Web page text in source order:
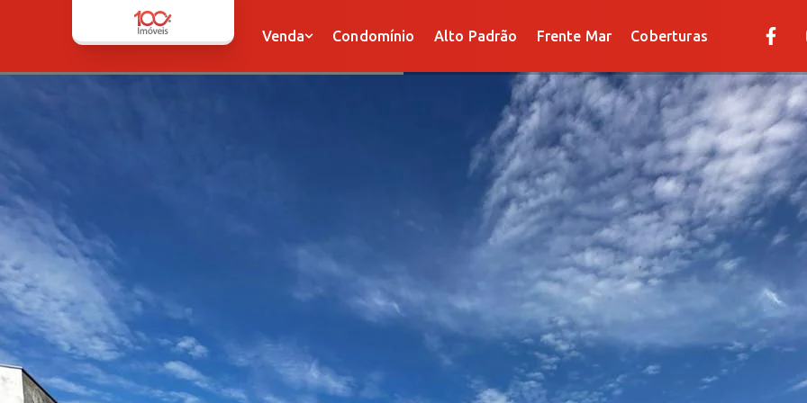
Venda Condomínio Alto Padrão Frente Mar Coberturas
Venda
Apartamentos
Condomínio Alto Padrão Frente Mar Coberturas